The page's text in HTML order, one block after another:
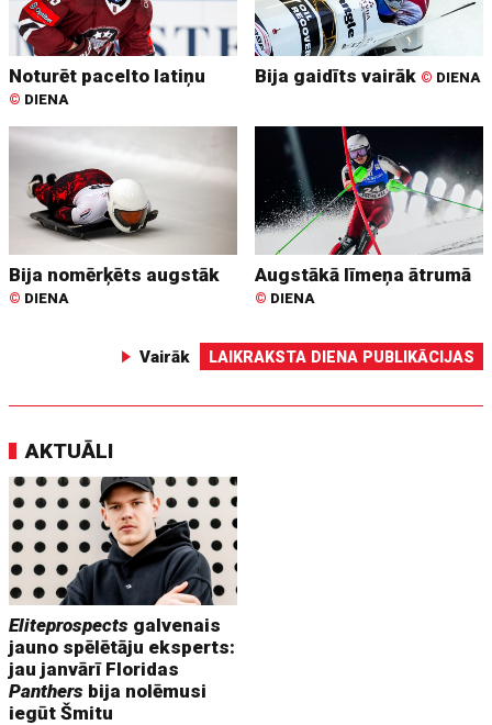
Noturēt pacelto latiņu
© DIENA
Bija gaidīts vairāk © DIENA
Bija nomērķēts augstāk
© DIENA
Augstākā līmeņa ātrumā
© DIENA
Vairāk LAIKRAKSTA DIENA PUBLIKĀCIJAS
AKTUĀLI
Eliteprospects galvenais
jauno spēlētāju eksperts:
jau janvārī Floridas
Panthers bija nolēmusi
iegūt Šmitu